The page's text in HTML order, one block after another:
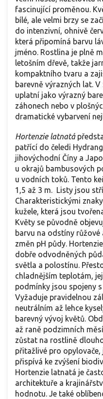
fascinující proměnou.
bílé, ale velmi brzy se
do intenzivní, ohnivě
která připomíná barvu
jméno. Rostlina je plně
letošním dřevě, takže
kompaktního tvaru a
barevně výrazných lat.
uplatní jako výrazný
záhonech nebo v
dramatické vybarvení
Hortenzie latnatá
patřící do čeledi
jihovýchodní Číny a
u okrajů bambusových
u vodních toků. Tento
1,5 až 3 m. Listy jsou
Charakteristickými
kužele, která jsou
Květy se původně
barvu na odstíny růžové
změn pH půdy.
dobře odvodněných
světla a polostínu.
chladnějším teplotám,
podmínky jsou spojeny
Vyžaduje pravidelnou
neutrálním až lehce
barevný vývoj květů.
až raně podzimních
zůstat na rostlině
přitažlivé pro
přispívá ke zvýšení
Hortenzie latnatá je
architektuře a
hodnotu. Je také